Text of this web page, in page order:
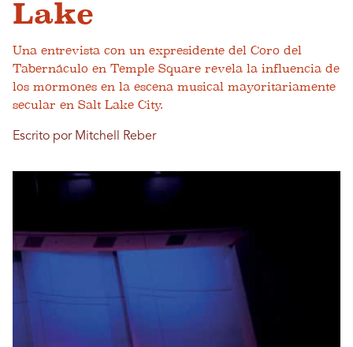
Lake
Una entrevista con un expresidente del Coro del
Tabernáculo en Temple Square revela la influencia de
los mormones en la escena musical mayoritariamente
secular en Salt Lake City.
Escrito por Mitchell Reber